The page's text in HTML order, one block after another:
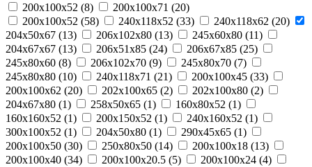
200х100х52 (8) 200x100x71 (20)
200x100x52 (58) 240x118x52 (33) 240x118x62 (20)
204x50x67 (13) 206x102x80 (13) 245x60x80 (11)
204x67x67 (13) 206x51x85 (24) 206x67x85 (25)
245x80x60 (8) 206x102x70 (9) 245x80x70 (7)
245x80x80 (10) 240x118x71 (21) 200x100x45 (33)
200x100x62 (20) 202x100x65 (2) 202x100x80 (2)
204x67x80 (1) 258x50x65 (1) 160x80x52 (1)
160x160x52 (1) 200x150x52 (1) 240x160x52 (1)
300x100x52 (1) 204x50x80 (1) 290х45х65 (1)
200x100x50 (30) 250х80х50 (14) 200x100x18 (13)
200x100x40 (34) 200x100x20.5 (5) 200x100x24 (4)